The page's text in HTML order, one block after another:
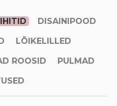
DISAINIPOOD
LÕIKELILLED
ROOSID PULMAD